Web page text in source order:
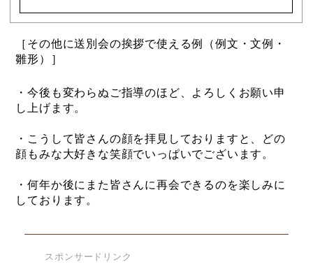
［その他に送別会の挨拶で使える例（例文・文例・
雛形）］
・今後も変わらぬご指導のほど、よろしくお願い申
し上げます。
・こうして皆さんの顔を拝見しておりますと、どの
顔もみな大好きな笑顔でいっぱいでございます。
・何年か後にまた皆さんに再会できるのを楽しみに
しております。
スポンサードリンク